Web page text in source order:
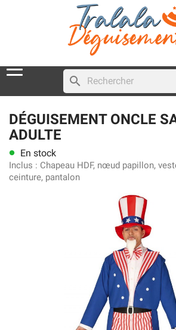
search
DÉGUISEMENT ONCLE
ADULTE
lens En stock
Inclus : Chapeau HDF, nœud papillon,
ceinture, pantalon